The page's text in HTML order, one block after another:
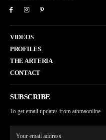
VIDEOS
PROFILES
THE ARTERIA
CONTACT
SUBSCRIBE
To get email updates from athmaonline